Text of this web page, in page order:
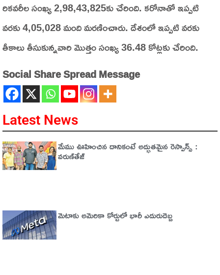
రికవరీల సంఖ్య 2,98,43,825కు చేరింది. కరోనాతో ఇప్పటి
వరకు 4,05,028 మంది మరణించారు. దేశంలో ఇప్పటి వరకు
తీకాలు తీసుకున్నవారి మొత్తం సంఖ్య 36.48 కోట్లకు చేరింది.
Social Share Spread Message
Latest News
మేము ఊహించిన దానికంటే అద్భుతమైన రెస్పాన్స్ :
వరుణ్‌తేజ్‌
మెటాకు అమెరికా కోర్టులో భారీ ఎదురుదెబ్బ